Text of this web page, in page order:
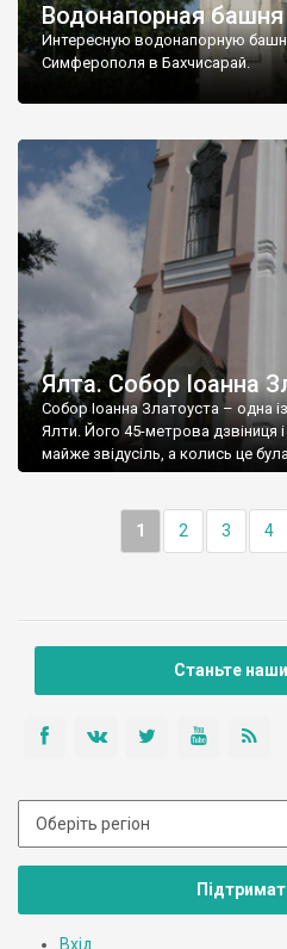
Водонапорная
Интересную водонапорную
Симферополя в Бахчисарай.
Ялта. Собор Іоанна
Собор Іоанна Златоуста – одна
Ялти. Його 45-метрова дзвіниця і
майже звідусіль, а колись це
1 2 3 4
Станьте
Вхід